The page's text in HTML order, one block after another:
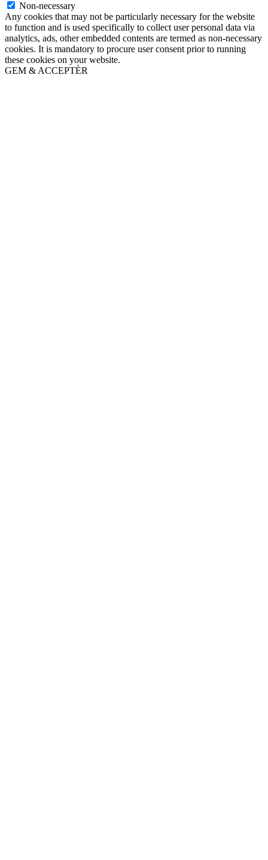
Non-necessary
Any cookies that may not be particularly necessary for the website
to function and is used specifically to collect user personal data via
analytics, ads, other embedded contents are termed as non-necessary
cookies. It is mandatory to procure user consent prior to running
these cookies on your website.
GEM & ACCEPTÈR